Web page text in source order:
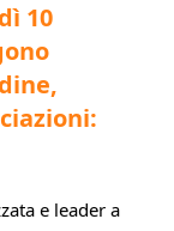
10
e leader a